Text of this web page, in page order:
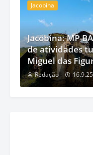
Jacobina
Jacobina: MP-
de atividades
Miguel das
Redação 16.9.25